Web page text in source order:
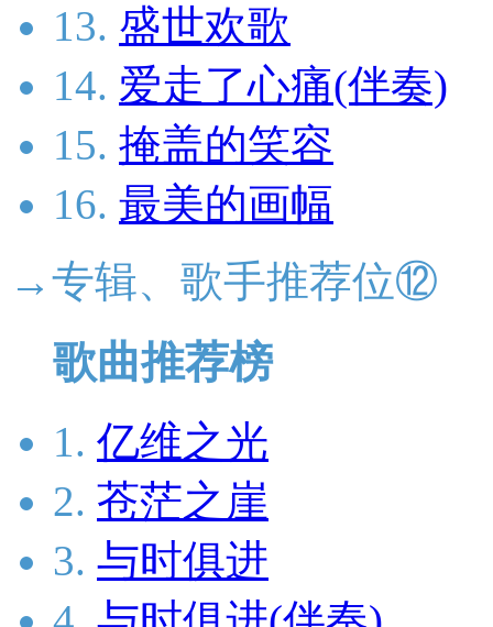
13. 盛世欢歌
14. 爱走了心痛(伴奏)
15. 掩盖的笑容
16. 最美的画幅
→专辑、歌手推荐位⑫
歌曲推荐榜
1. 亿维之光
2. 苍茫之崖
3. 与时俱进